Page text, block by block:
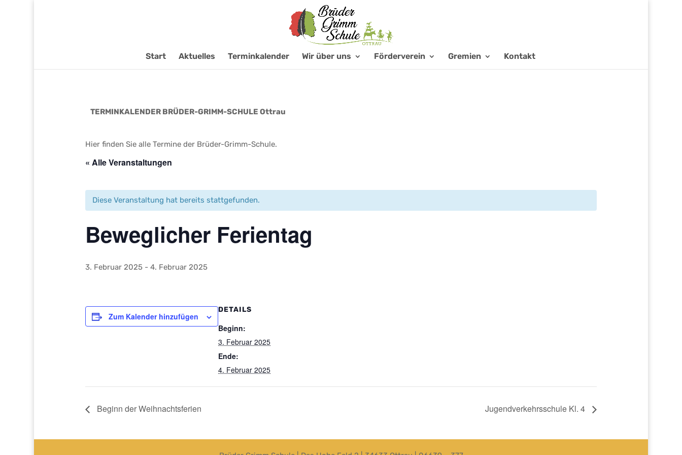
Start Aktuelles Terminkalender Wir über uns Förderverein Gremien Kontakt
TERMINKALENDER BRÜDER-GRIMM-SCHULE Ottrau
Hier finden Sie alle Termine der Brüder-Grimm-Schule.
« Alle Veranstaltungen
Diese Veranstaltung hat bereits stattgefunden.
Beweglicher Ferientag
3. Februar 2025 - 4. Februar 2025
Zum Kalender hinzufügen
DETAILS
Beginn:
3. Februar 2025
Ende:
4. Februar 2025
Beginn der Weihnachtsferien Jugendverkehrsschule Kl. 4